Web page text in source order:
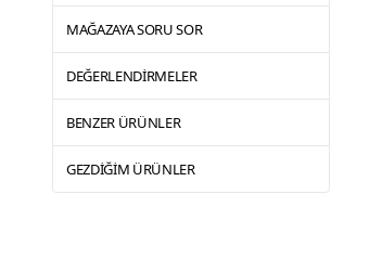
MAĞAZAYA SORU SOR
DEĞERLENDIRMELER
BENZER ÜRÜNLER
GEZDIĞIM ÜRÜNLER